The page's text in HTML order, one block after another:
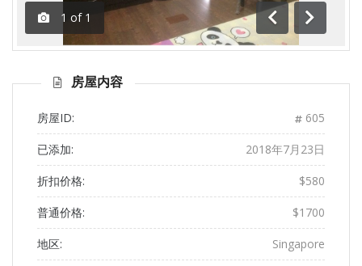
1 of 1
前一
页
下一
页
房屋内容
房屋ID: 605
已添加: 2018年7月23日
折扣价格: $580
普通价格: $1700
地区: Singapore